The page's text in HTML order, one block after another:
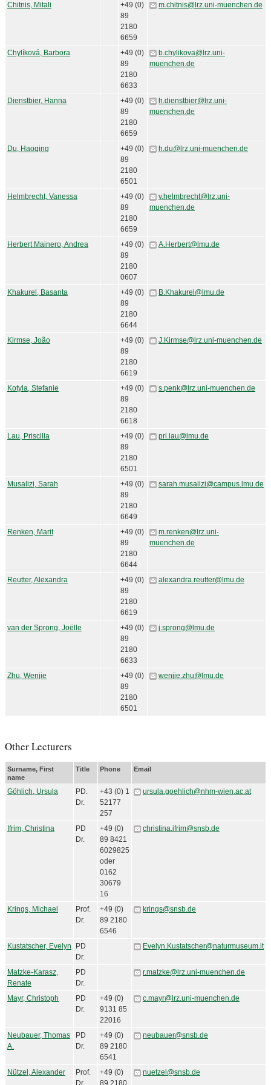
Chitnis, Mitali
+49 (0)
89
2180
6659
m.chitnis@lrz.uni-muenchen.de
Chylíková, Barbora
+49 (0)
89
2180
6633
b.chylikova@lrz.uni-
muenchen.de
Dienstbier, Hanna
+49 (0)
89
2180
6659
h.dienstbier@lrz.uni-
muenchen.de
Du, Haoqing
+49 (0)
89
2180
6501
h.du@lrz.uni-muenchen.de
Helmbrecht, Vanessa
+49 (0)
89
2180
6659
v.helmbrecht@lrz.uni-
muenchen.de
Herbert Mainero, Andrea
+49 (0)
89
2180
0607
A.Herbert@lmu.de
Khakurel, Basanta
+49 (0)
89
2180
6644
B.Khakurel@lmu.de
Kirmse, João
+49 (0)
89
2180
6619
J.Kirmse@lrz.uni-muenchen.de
Kotyla, Stefanie
+49 (0)
89
2180
6618
s.penk@lrz.uni-muenchen.de
Lau, Priscilla
+49 (0)
89
2180
6501
pri.lau@lmu.de
Musalizi, Sarah
+49 (0)
89
2180
6649
sarah.musalizi@campus.lmu.de
Renken, Marit
+49 (0)
89
2180
6644
m.renken@lrz.uni-
muenchen.de
Reutter, Alexandra
+49 (0)
89
2180
6619
alexandra.reutter@lmu.de
van der Sprong, Joëlle
+49 (0)
89
2180
6633
j.sprong@lmu.de
Zhu, Wenjie
+49 (0)
89
2180
6501
wenjie.zhu@lmu.de
Other Lecturers
Surname, First
name
Title Phone Email
Göhlich, Ursula
PD.
Dr.
+43 (0) 1
52177
257
ursula.goehlich@nhm-wien.ac.at
Ifrim, Christina
PD
Dr.
+49 (0)
89 8421
6029825
oder
0162
30679
16
christina.ifrim@snsb.de
Krings, Michael
Prof.
Dr.
+49 (0)
89 2180
6546
krings@snsb.de
Kustatscher, Evelyn
PD
Dr.
Evelyn.Kustatscher@naturmuseum.it
Matzke-Karasz,
Renate
PD
Dr.
r.matzke@lrz.uni-muenchen.de
Mayr, Christoph
PD
Dr.
+49 (0)
9131 85
22016
c.mayr@lrz.uni-muenchen.de
Neubauer, Thomas
A.
PD
Dr.
+49 (0)
89 2180
6541
neubauer@snsb.de
Nützel, Alexander
Prof.
Dr.
+49 (0)
89 2180
nuetzel@snsb.de